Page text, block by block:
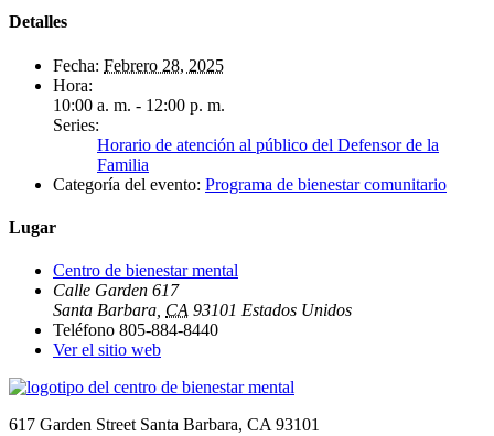
Detalles
Fecha: Febrero 28, 2025
Hora:
10:00 a. m. - 12:00 p. m.
Series:
Horario de atención al público del Defensor de la
Familia
Categoría del evento: Programa de bienestar comunitario
Lugar
Centro de bienestar mental
Calle Garden 617
Santa Barbara CA 93101 Estados Unidos
Teléfono 805-884-8440
Ver el sitio web
617 Garden Street Santa Barbara, CA 93101